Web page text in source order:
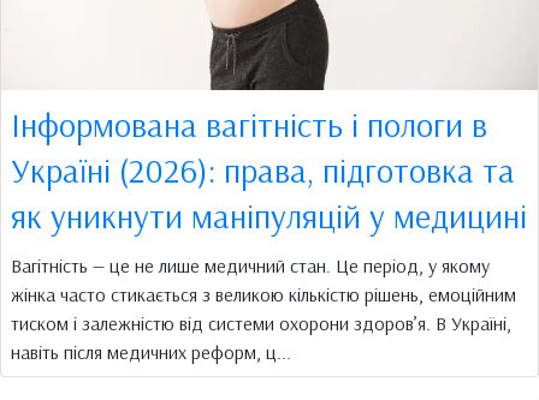
Інформована вагітність і пологи в
Україні (2026): права, підготовка та
як уникнути маніпуляцій у медицині
Вагітність — це не лише медичний стан. Це період, у якому
жінка часто стикається з великою кількістю рішень, емоційним
тиском і залежністю від системи охорони здоров’я. В Україні,
навіть після медичних реформ, ц...